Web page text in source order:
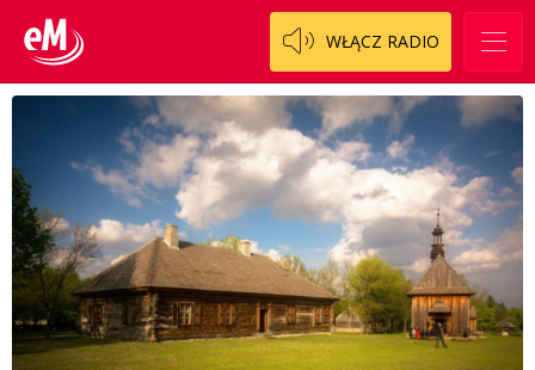
WŁĄCZ RADIO